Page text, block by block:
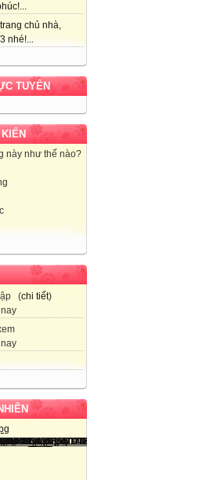
chủ nhà,
nhé!...
TUYẾN
này như thế nào?
(chi tiết)